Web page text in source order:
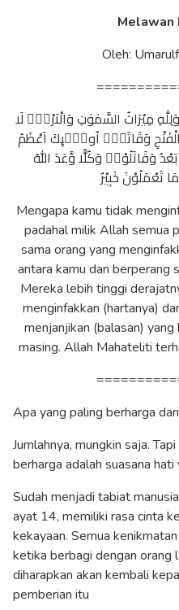
Melawan
Oleh:
وَلِلّٰهِ مِيْرَاثُ السَّمٰوٰتِ وَالْاَرْضِۗ لَا
الْفَتْحِ وَقَاتَلَۗ اُولٰۤىِٕكَ اَعْظَمُ
وَقَاتَلُوْاۗ وَكُلًّا وَّعَدَ اللّٰهُ
Mengapa kamu tidak
padahal milik Allah semua
sama orang yang
antara kamu dan berperang
Mereka lebih tinggi
menginfakkan (hartanya)
menjanjikan (balasan)
masing. Allah Mahateliti
Apa yang paling berharga
Jumlahnya, mungkin saja.
berharga adalah suasana hati
Sudah menjadi tabiat
ayat 14, memiliki rasa cinta
kekayaan. Semua
ketika berbagi dengan orang
diharapkan akan kembali
pemberian itu